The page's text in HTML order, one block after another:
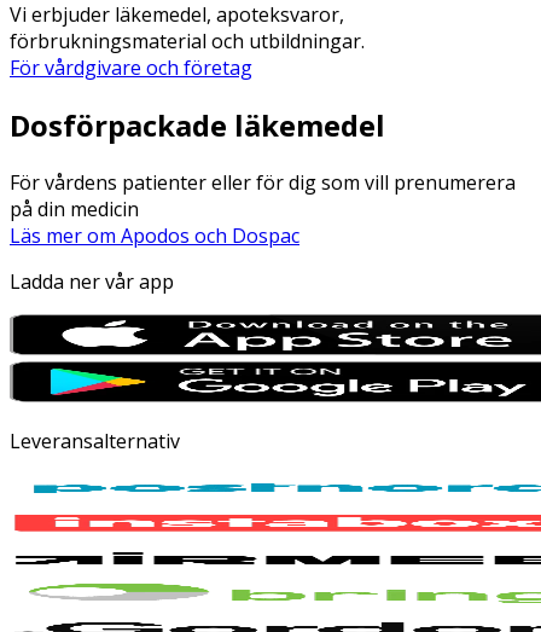
Vi erbjuder läkemedel, apoteksvaror,
förbrukningsmaterial och utbildningar.
För vårdgivare och företag
Dosförpackade läkemedel
För vårdens patienter eller för dig som vill prenumerera
på din medicin
Läs mer om Apodos och Dospac
Ladda ner vår app
Leveransalternativ